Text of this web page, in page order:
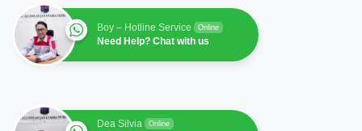
Boy – Hotline Service Online
Need Help? Chat with us
Dea Silvia Online